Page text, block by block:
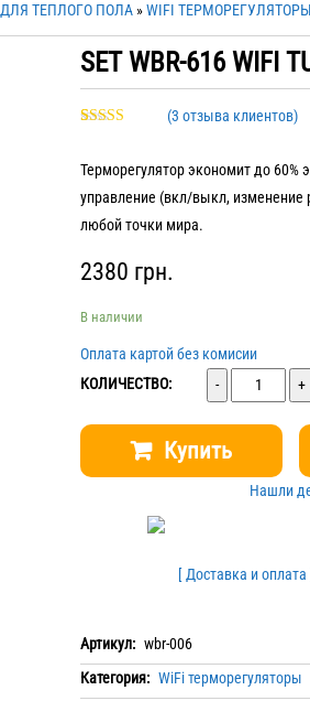
ТЕПЛОГО ПОЛА »WIFI ТЕРМОРЕГУЛЯТОРЫ
SET WBR-616 WIFI
основе
пользователей
(3 отзыва клиентов)
Терморегулятор экономит до 60%
управление (вкл/выкл, изменение
любой точки мира.
2380 грн.
В наличии
Оплата картой без комисии
КОЛИЧЕСТВО:
Количество
Купить
Нашли
[ Доставка и оплата
Артикул: wbr-006
Категория: WiFi терморегуляторы